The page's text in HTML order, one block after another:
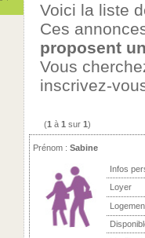
Voici la liste
Ces
proposent
Vous
inscrivez-
(1 à 1 sur 1)
Prénom : Sabine
Infos
Loyer